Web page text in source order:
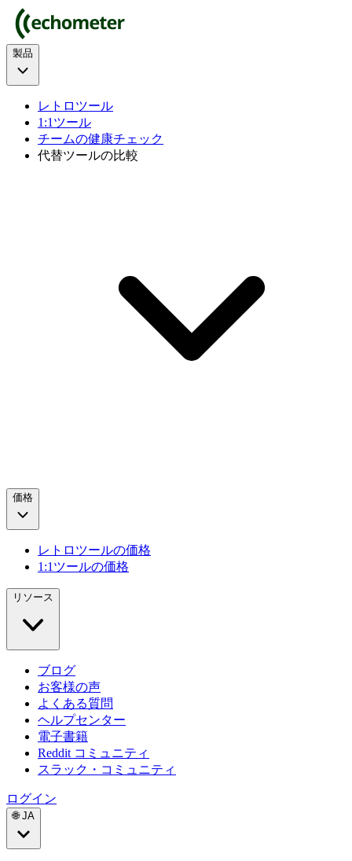
製品
レトロツール
1:1ツール
チームの健康チェック
代替ツールの比較
価格
レトロツールの価格
1:1ツールの価格
リソース
ブログ
お客様の声
よくある質問
ヘルプセンター
電子書籍
Reddit コミュニティ
スラック・コミュニティ
ログイン
🌐 JA